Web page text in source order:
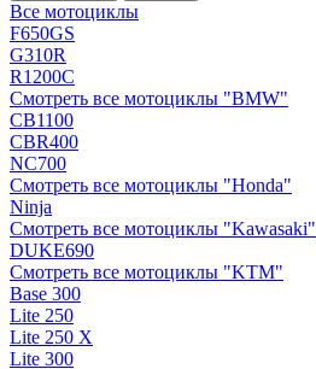
Все мотоциклы
F650GS
G310R
R1200C
Смотреть все мотоциклы "BMW"
CB1100
CBR400
NC700
Смотреть все мотоциклы "Honda"
Ninja
Смотреть все мотоциклы "Kawasaki"
DUKE690
Смотреть все мотоциклы "KTM"
Base 300
Lite 250
Lite 250 X
Lite 300